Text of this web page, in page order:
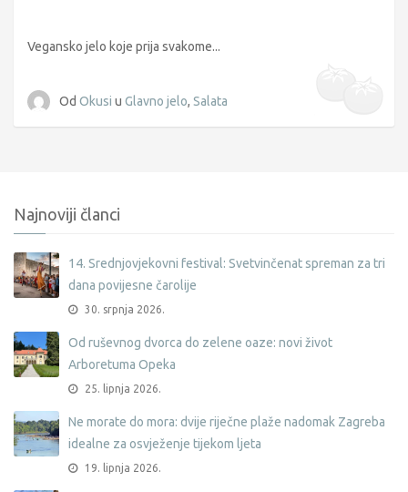
Vegansko jelo koje prija svakome...
Od Okusi u Glavno jelo, Salata
Najnoviji članci
14. Srednjovjekovni festival: Svetvinčenat spreman za tri
dana povijesne čarolije
30. srpnja 2026.
Od ruševnog dvorca do zelene oaze: novi život
Arboretuma Opeka
25. lipnja 2026.
Ne morate do mora: dvije riječne plaže nadomak Zagreba
idealne za osvježenje tijekom ljeta
19. lipnja 2026.